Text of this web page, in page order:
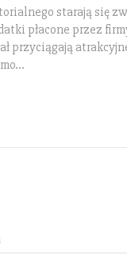
starają się
płacone przez
przyciągają